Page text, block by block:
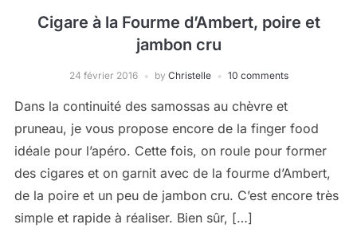
Cigare à la Fourme d’Ambert, poire et
jambon cru
24 février 2016 by Christelle 10 comments
Dans la continuité des samossas au chèvre et
pruneau, je vous propose encore de la finger food
idéale pour l’apéro. Cette fois, on roule pour former
des cigares et on garnit avec de la fourme d’Ambert,
de la poire et un peu de jambon cru. C’est encore très
simple et rapide à réaliser. Bien sûr, […]